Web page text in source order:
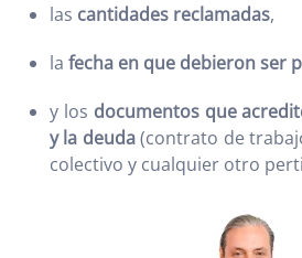
las cantidades reclamadas,
la fecha en que debieron ser
y los documentos que
y la deuda(contrato de
colectivo y cualquier otro